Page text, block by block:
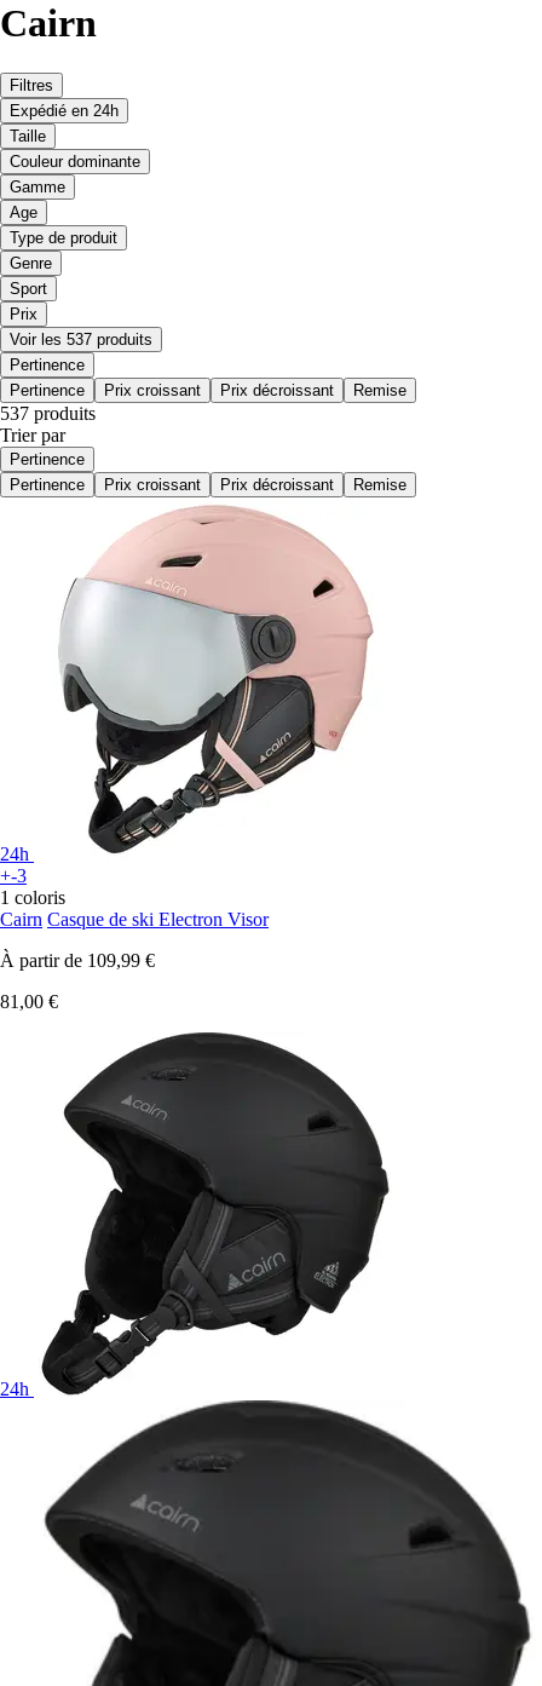
Cairn
Filtres
Expédié en 24h
Taille
Couleur dominante
Gamme
Age
Type de produit
Genre
Sport
Prix
Voir les 537 produits
Pertinence
Pertinence
Prix croissant Prix décroissant Remise
537 produits
Trier par
Pertinence
Pertinence
Prix croissant Prix décroissant Remise
24h
+-3
1 coloris
Cairn Casque de ski Electron Visor
À partir de 109,99 €
81,00 €
24h